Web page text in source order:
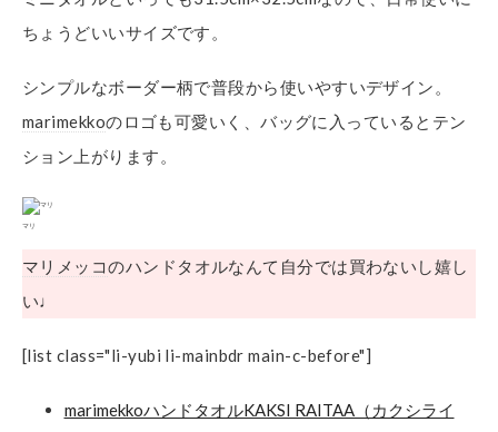
ちょうどいいサイズです。
シンプルなボーダー柄で普段から使いやすいデザイン。
marimekkoのロゴも可愛いく、バッグに入っているとテン
ション上がります。
マリ
マリメッコのハンドタオルなんて自分では買わないし嬉し
い♩
[list class="li-yubi li-mainbdr main-c-before"]
marimekkoハンドタオルKAKSI RAITAA（カクシライ